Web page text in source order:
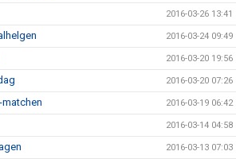
2016-03-26 13:41
2016-03-24 09:49
2016-03-20 19:56
2016-03-20 07:26
2016-03-19 06:42
2016-03-14 04:58
2016-03-13 07:03